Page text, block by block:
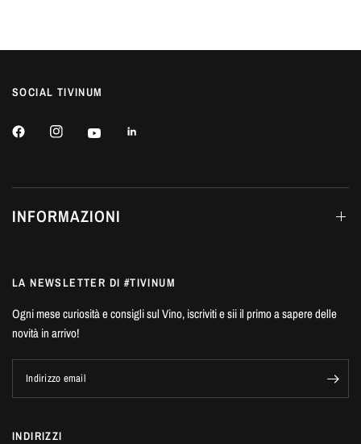
SOCIAL TIVINUM
INFORMAZIONI
LA NEWSLETTER DI #TIVINUM
Ogni mese curiosità e consigli sul Vino, iscriviti e sii il primo a sapere delle
novità in arrivo!
Indirizzo email
INDIRIZZI